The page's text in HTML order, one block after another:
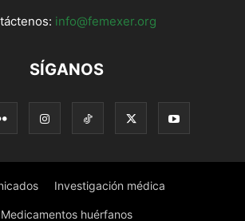
info@femexer.org
SÍGANOS
Investigación médica
Medicamentos huérfanos